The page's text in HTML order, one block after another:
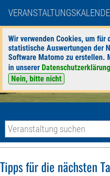
Wir verwenden Cookies, um für
statistische Auswertungen der
Software Matomo zu erstellen.
in unserer Datenschutzerklärung
Nein, bitte nicht
Tipps für die nächsten